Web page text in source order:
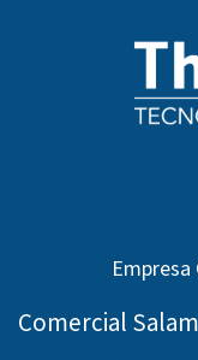
Comercial